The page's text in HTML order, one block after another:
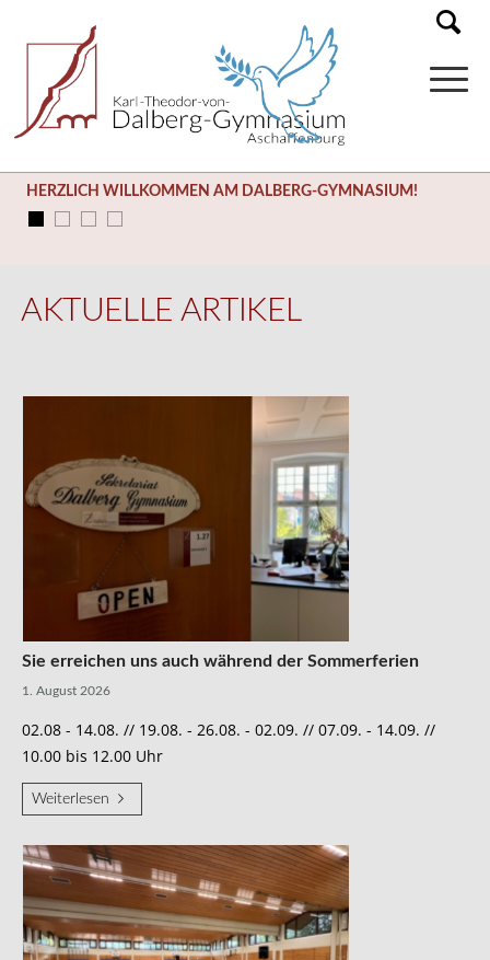
HERZLICH WILLKOMMEN AM DALBERG-GYMNASIUM!
AKTUELLE ARTIKEL
Sie erreichen uns auch während der Sommerferien
1. August 2026
02.08 - 14.08. // 19.08. - 26.08. - 02.09. // 07.09. - 14.09. //
10.00 bis 12.00 Uhr
Weiterlesen